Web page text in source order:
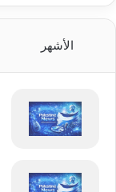
الأشهر